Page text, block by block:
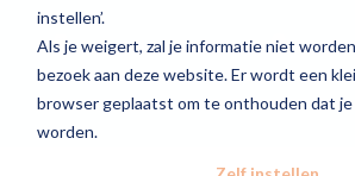
instellen’.
Als je weigert, zal je informatie niet
bezoek aan deze website. Er wordt een
browser geplaatst om te onthouden dat
worden.
Generation4 Care Flex Diest